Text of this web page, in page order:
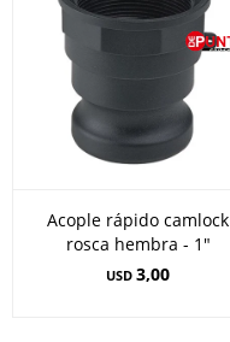
Acople rápido camlock
rosca hembra - 1"
USD 3,00